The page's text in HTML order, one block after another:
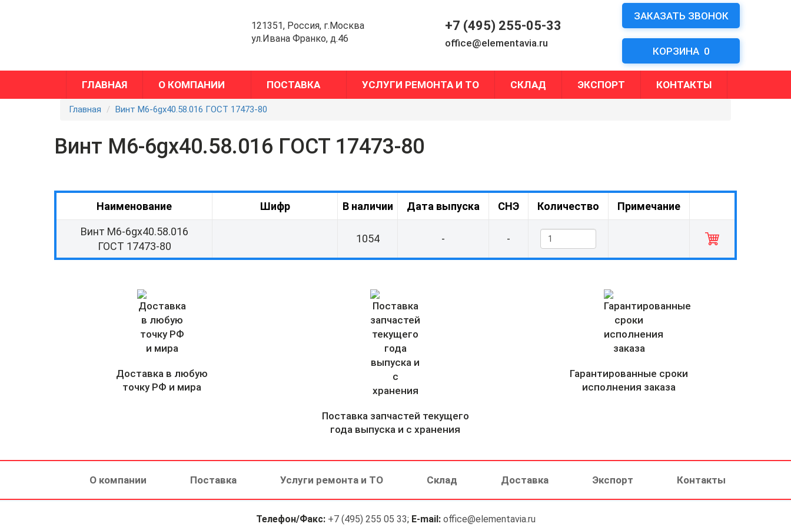
121351, Россия, г.Москва
ул.Ивана Франко, д.46
+7 (495) 255-05-33
office@elementavia.ru
ЗАКАЗАТЬ ЗВОНОК
КОРЗИНА 0
ГЛАВНАЯ О КОМПАНИИ ПОСТАВКА УСЛУГИ РЕМОНТА И ТО СКЛАД ЭКСПОРТ КОНТАКТЫ
Главная Винт М6-6gx40.58.016 ГОСТ 17473-80
Винт М6-6gx40.58.016 ГОСТ 17473-80
Наименование Шифр В наличии Дата выпуска СНЭ Количество Примечание
Винт М6-6gx40.58.016
ГОСТ 17473-80
1054 - -
Доставка в любую
точку РФ и мира
Поставка запчастей текущего
года выпуска и с хранения
Гарантированные сроки
исполнения заказа
О компании Поставка Услуги ремонта и ТО Склад Доставка Экспорт Контакты
Телефон/Факс: +7 (495) 255 05 33; E-mail: office@elementavia.ru